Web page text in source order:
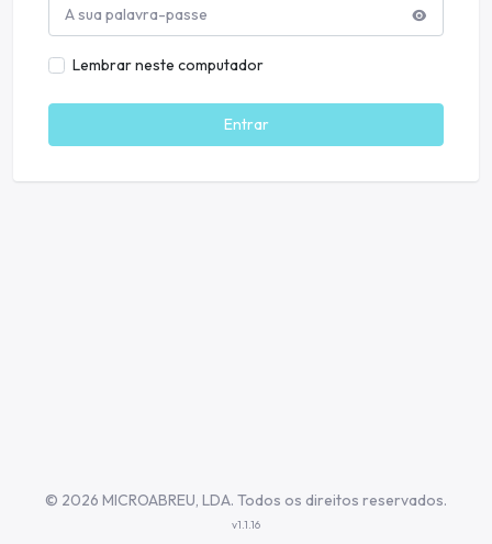
Lembrar neste computador
Entrar
© 2026 MICROABREU, LDA. Todos os direitos reservados.
v1.1.16